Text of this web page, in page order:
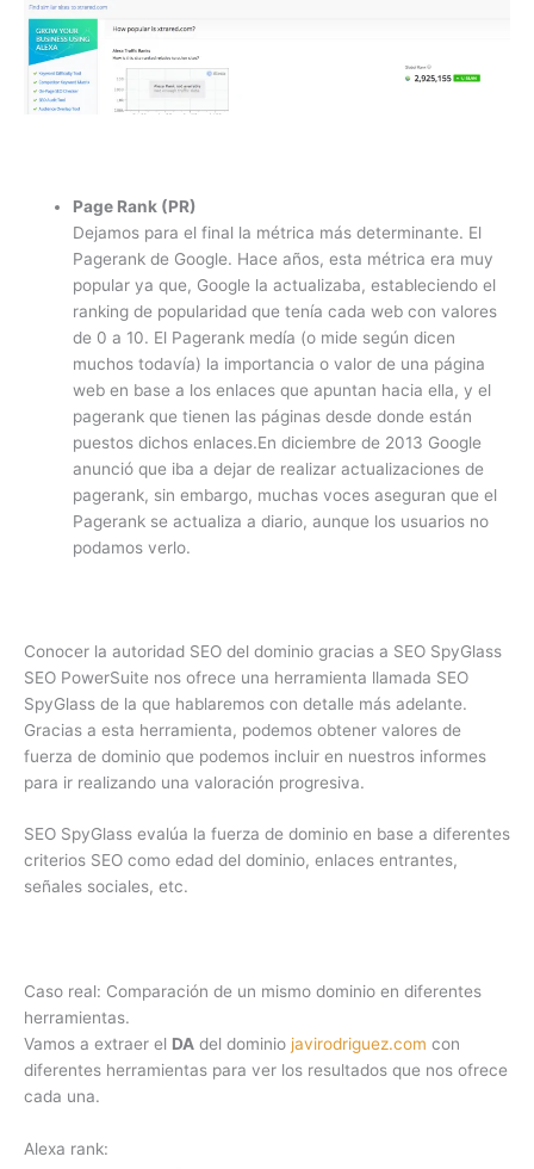
Page Rank (PR)
Dejamos para el final la métrica más determinante. El
Pagerank de Google. Hace años, esta métrica era muy
popular ya que, Google la actualizaba, estableciendo el
ranking de popularidad que tenía cada web con valores
de 0 a 10. El Pagerank medía (o mide según dicen
muchos todavía) la importancia o valor de una página
web en base a los enlaces que apuntan hacia ella, y el
pagerank que tienen las páginas desde donde están
puestos dichos enlaces.En diciembre de 2013 Google
anunció que iba a dejar de realizar actualizaciones de
pagerank, sin embargo, muchas voces aseguran que el
Pagerank se actualiza a diario, aunque los usuarios no
podamos verlo.
Conocer la autoridad SEO del dominio gracias a SEO SpyGlass
SEO PowerSuite nos ofrece una herramienta llamada SEO
SpyGlass de la que hablaremos con detalle más adelante.
Gracias a esta herramienta, podemos obtener valores de
fuerza de dominio que podemos incluir en nuestros informes
para ir realizando una valoración progresiva.
SEO SpyGlass evalúa la fuerza de dominio en base a diferentes
criterios SEO como edad del dominio, enlaces entrantes,
señales sociales, etc.
Caso real: Comparación de un mismo dominio en diferentes
herramientas.
Vamos a extraer el DA del dominio javirodriguez.com con
diferentes herramientas para ver los resultados que nos ofrece
cada una.
Alexa rank: